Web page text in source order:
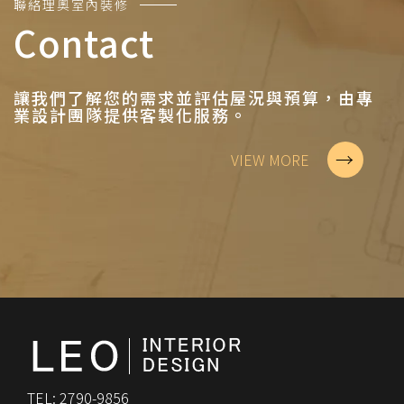
聯絡理奧室內裝修
Contact
讓我們了解您的需求並評估屋況與預算，由專
業設計團隊提供客製化服務。
VIEW MORE →
TEL: 2790-9856